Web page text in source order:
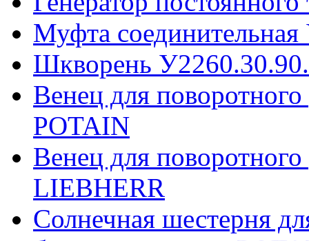
Муфта соединительная
Шкворень
Венец для
POTAIN
Венец для
LIEBHERR
Солнечная шестерня